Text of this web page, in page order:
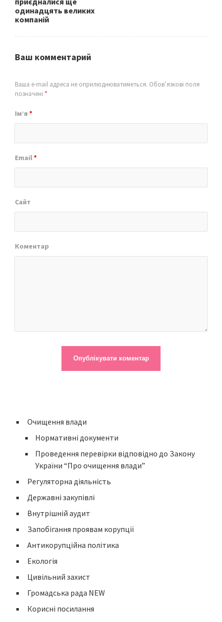
одинадцять великих
компаній
Ваш комментарий
Ваша e-mail адреса не оприлюднюватиметься. Обов’язкові поля
позначені *
Ім’я *
Email*
Сайт
Коментар
Очищення влади
Нормативні документи
Проведення перевірки відповідно до Закону
України “Про очищення влади”
Регуляторна діяльність
Державні закупівлі
Внутрішній аудит
Запобігання проявам корупції
Антикорупційна політика
Екологія
Цивільний захист
Громадська рада NEW
Корисні посилання